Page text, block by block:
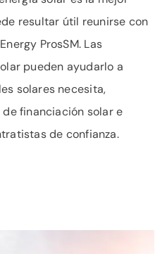
resultar útil reunirse con
ProsSM. Las
pueden ayudarlo a
solares necesita,
financiación solar e
de confianza.